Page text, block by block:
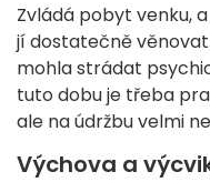
Zvládá pobyt venku,
jí dostatečně
mohla strádat
tuto dobu je třeba
ale na údržbu velmi
Výchova a